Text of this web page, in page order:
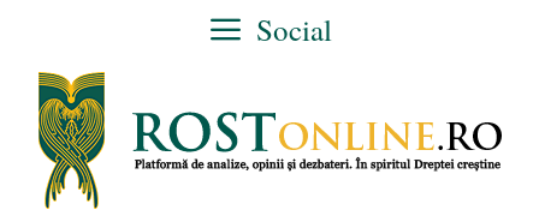
conținut
Social